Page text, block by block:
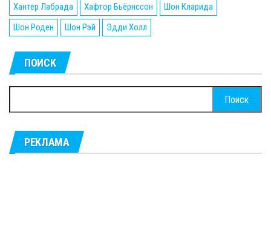
Хантер Лабрада
Хафтор Бьёрнссон
Шон Кларида
Шон Роден
Шон Рэй Эдди Холл
ПОИСК
РЕКЛАМА